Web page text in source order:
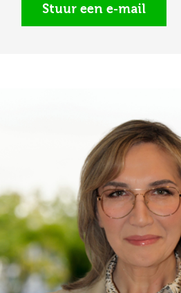
Stuur een e-mail